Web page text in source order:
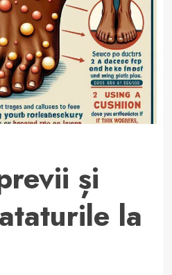
și
la